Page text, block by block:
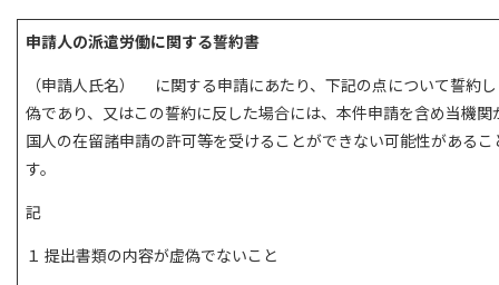
申請人の派遣労働に関する誓約書
（申請人氏名） に関する申請にあたり、下記の点について誓約
偽であり、又はこの誓約に反した場合には、本件申請を含め当機
国人の在留諸申請の許可等を受けることができない可能性がある
す。
記
１ 提出書類の内容が虚偽でないこと